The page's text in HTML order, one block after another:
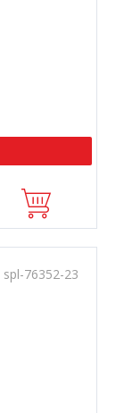
spl-76352-23